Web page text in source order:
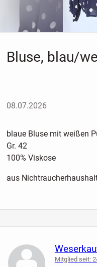
Bluse, blau/
08.07.2026
blaue Bluse mit weißen
Gr. 42
100% Viskose
aus
Mitglied seit: